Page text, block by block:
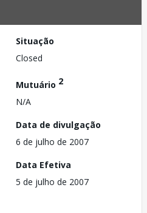
Situação
Closed
Mutuário 2
N/A
Data de divulgação
6 de julho de 2007
Data Efetiva
5 de julho de 2007